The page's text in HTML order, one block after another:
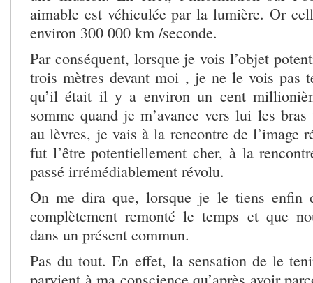
aimable est véhiculée par la lumière. Or
environ 300 000 km /seconde.
Par conséquent, lorsque je vois l’objet
trois mètres devant moi , je ne le vois pas
qu’il était il y a environ un cent
somme quand je m’avance vers lui les
au lèvres, je vais à la rencontre de l’image
fut l’être potentiellement cher, à la
passé irrémédiablement révolu.
On me dira que, lorsque je le tiens enfin
complètement remonté le temps et que
dans un présent commun.
Pas du tout. En effet, la sensation de le